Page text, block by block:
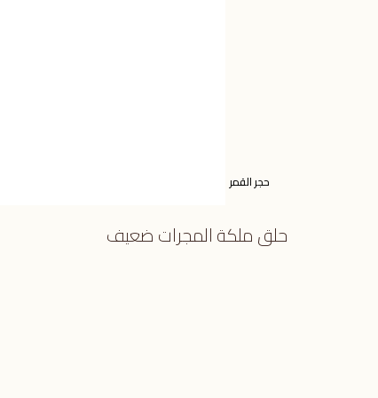
حجر القمر
حلق ملكة المجرات ضعيف